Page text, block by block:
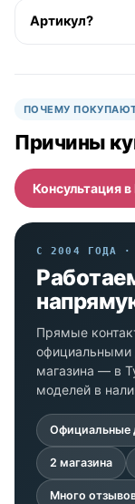
Артикул?
ПОЧЕМУ
Причины
Консультация в
С 2004 ГОДА
Прямые
официальными
магазина — в
моделей в
Официальные
2 магазина
Много